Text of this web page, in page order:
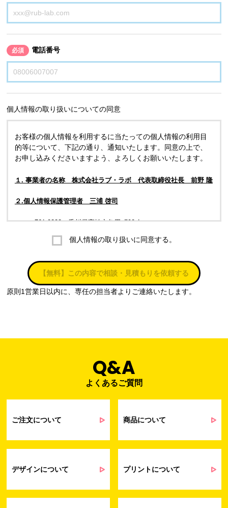
必須 電話番号
個人情報の取り扱いについての同意
お客様の個人情報を利用するに当たっての個人情報の利用目
的等について、下記の通り、通知いたします。同意の上で、
お申し込みくださいますよう、よろしくお願いいたします。
１. 事業者の名称 株式会社ラブ・ラボ 代表取締役社長 前野 隆
２.個人情報保護管理者 三浦 啓司
〒761-0323 香川県高松市亀田町90-1
株式会社ラブ・ラボ
電話：087-847-2000
電子メール：info@rub-lab.com
正当な事業遂行の範囲内で利用いたします。
個人情報の利用目的
会員管理業務
当社通信販売における受発注業務のため
るアンケート等の収集・分析・統計のため
せ業務に関するお取引先様との業務連絡や
契約・請求等の一連の手続きのため
提供するサービス（サポート業務を含む）
は営業およびマーケティング活動（セミナ
個人情報の取り扱いに同意する。
【無料】この内容で相談・見積もりを依頼する
原則1営業日以内に、専任の担当者よりご連絡いたします。
Q&A
よくあるご質問
ご注文について 商品について
デザインについて プリントについて